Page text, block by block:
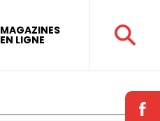
MAGAZINES
EN LIGNE